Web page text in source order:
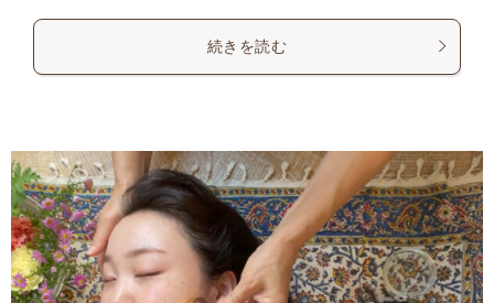
続きを読む